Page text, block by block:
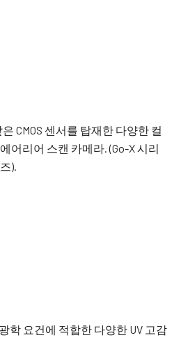
CMOS 센서를 탑재한 다양한 컬
어리어 스캔 카메라. (Go-X 시리
).
학 요건에 적합한 다양한 UV 고감